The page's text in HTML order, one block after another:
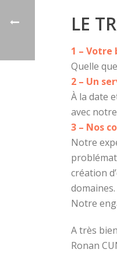
LE
1 – Votre
Quelle
2 – Un
À la date
avec
3 – Nos
Notre
création
domaines.
Notre
A très
Ronan